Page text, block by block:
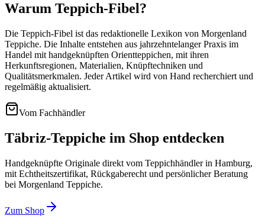
Warum Teppich-Fibel?
Die Teppich-Fibel ist das redaktionelle Lexikon von Morgenland
Teppiche. Die Inhalte entstehen aus jahrzehntelanger Praxis im
Handel mit handgeknüpften Orientteppichen, mit ihren
Herkunftsregionen, Materialien, Knüpftechniken und
Qualitätsmerkmalen. Jeder Artikel wird von Hand recherchiert und
regelmäßig aktualisiert.
Vom Fachhändler
Täbriz-Teppiche im Shop entdecken
Handgeknüpfte Originale direkt vom Teppichhändler in Hamburg,
mit Echtheitszertifikat, Rückgaberecht und persönlicher Beratung
bei Morgenland Teppiche.
Zum Shop